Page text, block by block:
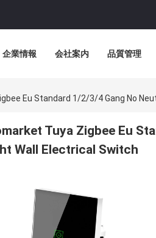
企業情報 会社案内 品質管理
Eu Standard 1/2/3/4 Gang No
Tuya Zigbee Eu
Wall Electrical Switch